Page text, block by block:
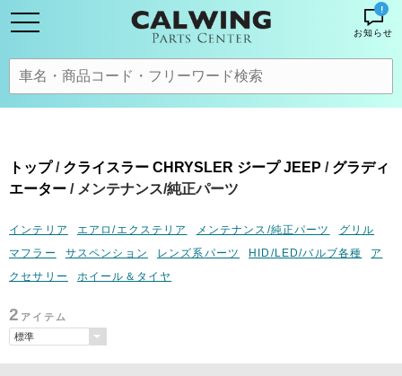
!
お知らせ
トップ/ クライスラー CHRYSLER ジープ JEEP / グラディ
エーター / メンテナンス/純正パーツ
インテリア エアロ/エクステリア メンテナンス/純正パーツ
グリル
マフラー
サスペンション レンズ系パーツ HID/LED/バルブ各種
ア
クセサリー
ホイール＆タイヤ
2 アイテム